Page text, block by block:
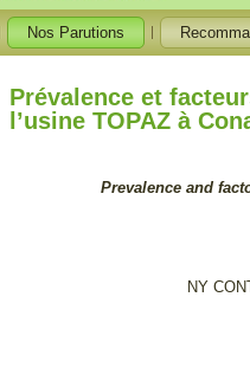
Nos Parutions
Prévalence et
l’usine TOPAZ à
Prevalence and
NY